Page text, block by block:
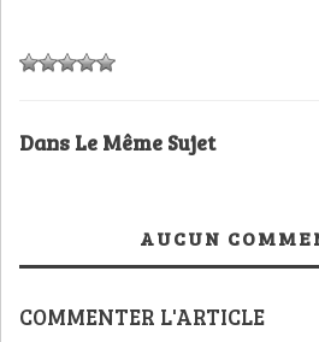
Dans Le Même Sujet
AUCUN
COMMENTER L'ARTICLE